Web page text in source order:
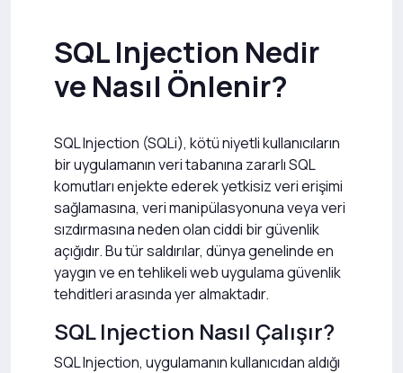
SQL Injection Nedir
ve Nasıl Önlenir?
SQL Injection (SQLi), kötü niyetli kullanıcıların
bir uygulamanın veri tabanına zararlı SQL
komutları enjekte ederek yetkisiz veri erişimi
sağlamasına, veri manipülasyonuna veya veri
sızdırmasına neden olan ciddi bir güvenlik
açığıdır. Bu tür saldırılar, dünya genelinde en
yaygın ve en tehlikeli web uygulama güvenlik
tehditleri arasında yer almaktadır.
SQL Injection Nasıl Çalışır?
SQL Injection, uygulamanın kullanıcıdan aldığı